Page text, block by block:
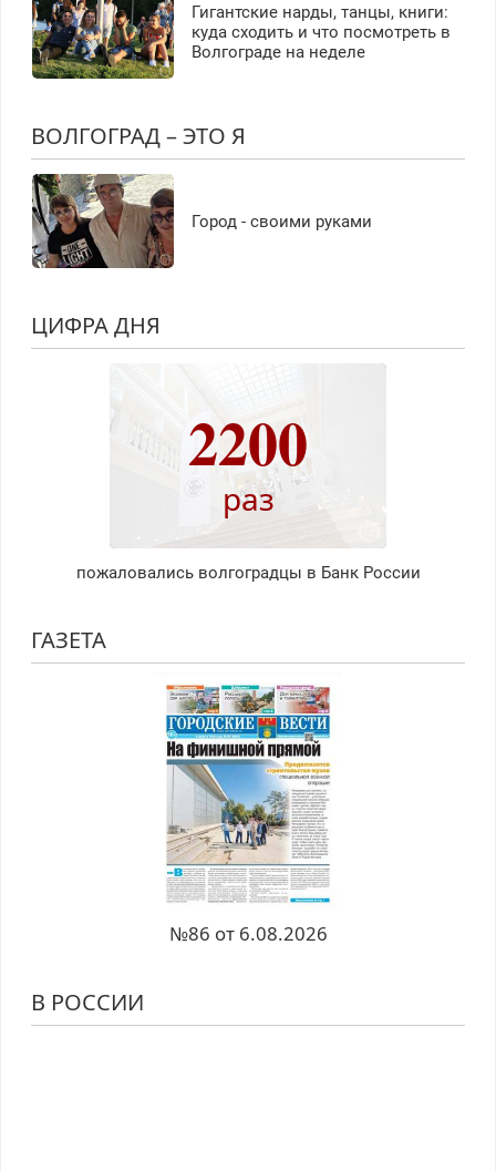
Гигантские нарды, танцы, книги:
куда сходить и что посмотреть в
Волгограде на неделе
ВОЛГОГРАД – ЭТО Я
Город - своими руками
ЦИФРА ДНЯ
2200
раз
пожаловались волгоградцы в Банк России
ГАЗЕТА
№86 от 6.08.2026
В РОССИИ